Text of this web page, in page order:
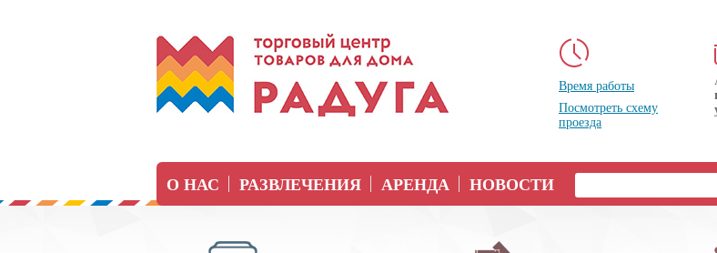
Время работы
Посмотреть схему
проезда
О НАС РАЗВЛЕЧЕНИЯ АРЕНДА НОВОСТИ